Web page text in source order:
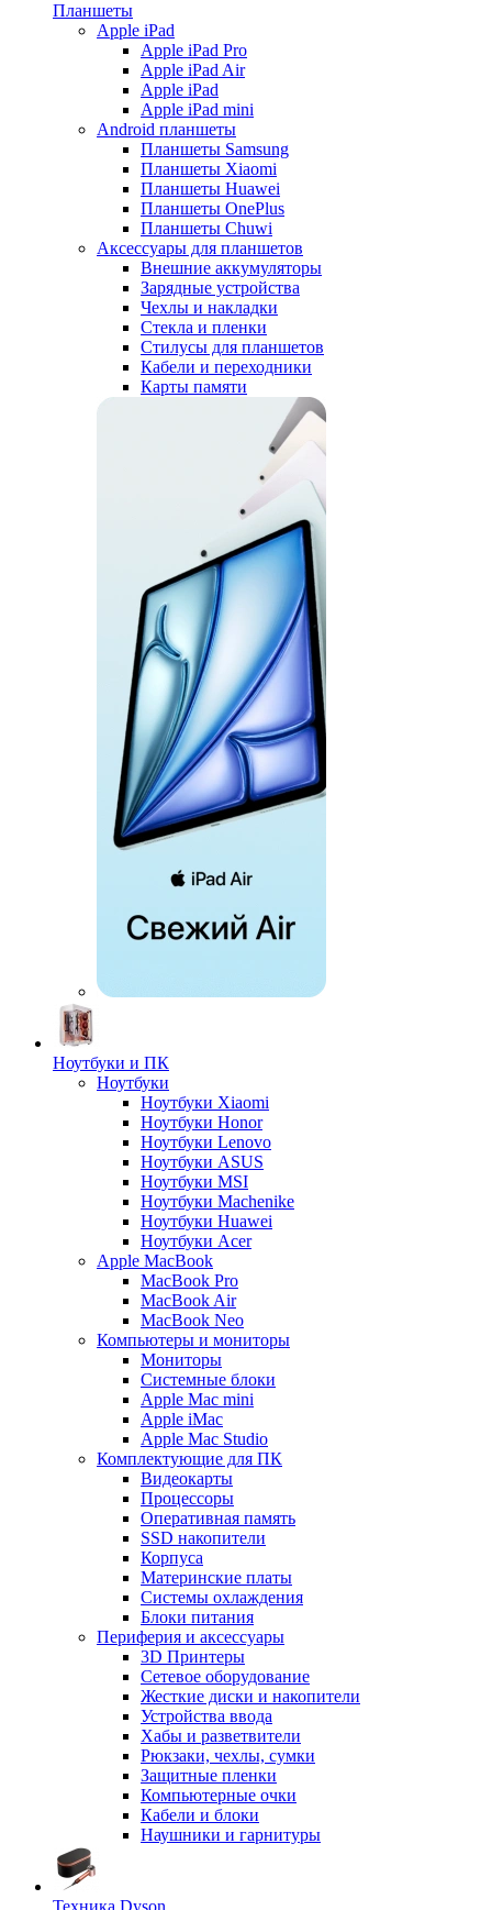
Планшеты
Apple iPad
Apple iPad Pro
Apple iPad Air
Apple iPad
Apple iPad mini
Android планшеты
Планшеты Samsung
Планшеты Xiaomi
Планшеты Huawei
Планшеты OnePlus
Планшеты Chuwi
Аксессуары для планшетов
Внешние аккумуляторы
Зарядные устройства
Чехлы и накладки
Стекла и пленки
Стилусы для планшетов
Кабели и переходники
Карты памяти
Ноутбуки и ПК
Ноутбуки
Ноутбуки Xiaomi
Ноутбуки Honor
Ноутбуки Lenovo
Ноутбуки ASUS
Ноутбуки MSI
Ноутбуки Machenike
Ноутбуки Huawei
Ноутбуки Acer
Apple MacBook
MacBook Pro
MacBook Air
MacBook Neo
Компьютеры и мониторы
Мониторы
Системные блоки
Apple Mac mini
Apple iMac
Apple Mac Studio
Комплектующие для ПК
Видеокарты
Процессоры
Оперативная память
SSD накопители
Корпуса
Материнские платы
Системы охлаждения
Блоки питания
Периферия и аксессуары
3D Принтеры
Сетевое оборудование
Жесткие диски и накопители
Устройства ввода
Хабы и разветвители
Рюкзаки, чехлы, сумки
Защитные пленки
Компьютерные очки
Кабели и блоки
Наушники и гарнитуры
Техника Dyson